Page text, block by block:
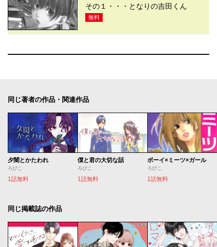
その１・・・となりの吉田くん
無料
同じ著者の作品・関連作品
夕闇とかたわれ
ろびこ
1話無料
僕と君の大切な話
ろびこ
1話無料
ボーイ×ミーツ×ガール
ろびこ
1話無料
同じ掲載誌の作品